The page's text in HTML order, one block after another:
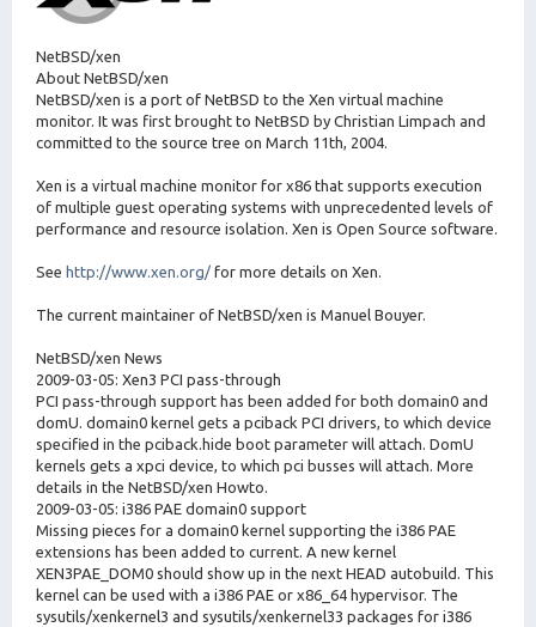
NetBSD/xen
About NetBSD/xen
NetBSD/xen is a port of NetBSD to the Xen virtual machine
monitor. It was first brought to NetBSD by Christian Limpach and
committed to the source tree on March 11th, 2004.
Xen is a virtual machine monitor for x86 that supports execution
of multiple guest operating systems with unprecedented levels of
performance and resource isolation. Xen is Open Source software.
See http://www.xen.org/ for more details on Xen.
The current maintainer of NetBSD/xen is Manuel Bouyer.
NetBSD/xen News
2009-03-05: Xen3 PCI pass-through
PCI pass-through support has been added for both domain0 and
domU. domain0 kernel gets a pciback PCI drivers, to which device
specified in the pciback.hide boot parameter will attach. DomU
kernels gets a xpci device, to which pci busses will attach. More
details in the NetBSD/xen Howto.
2009-03-05: i386 PAE domain0 support
Missing pieces for a domain0 kernel supporting the i386 PAE
extensions has been added to current. A new kernel
XEN3PAE_DOM0 should show up in the next HEAD autobuild. This
kernel can be used with a i386 PAE or x86_64 hypervisor. The
sysutils/xenkernel3 and sysutils/xenkernel33 packages for i386